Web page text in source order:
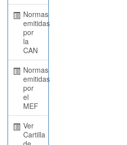
Normas
emitidas
por
la
CAN
Normas
emitidas
por
el
MEF
Ver
Cartilla